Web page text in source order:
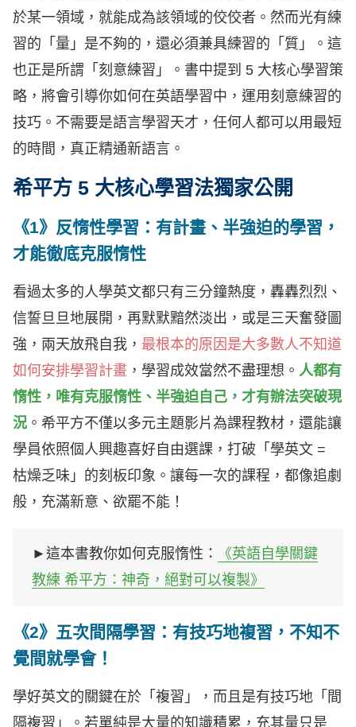
於某一領域，就能成為該領域的佼佼者。然而光有練
習的「量」是不夠的，還必須兼具練習的「質」。這
也正是所謂「刻意練習」。書中提到 5 大核心學習策
略，將會引導你如何在英語學習中，運用刻意練習的
技巧。不需要是語言學習天才，任何人都可以用最短
的時間，真正精通新語言。
希平方 5 大核心學習法獨家公開
《1》反惰性學習：有計畫、半強迫的學習，
才能徹底克服惰性
看過太多的人學英文都只有三分鐘熱度，轟轟烈烈、
信誓旦旦地展開，再默默黯然淡出，或是三天奮發圖
強，兩天放飛自我， 最根本的原因是大多數人不知道
如何安排學習計畫 ，學習成效當然不盡理想。 人都有
惰性，唯有克服惰性、半強迫自己，才有辦法突破現
況 。希平方不僅以多元主題影片為課程教材，還能讓
學員依照個人興趣喜好自由選課，打破「學英文 =
枯燥乏味」的刻板印象。讓每一次的課程，都像追劇
般，充滿新意、欲罷不能！
►這本書教你如何克服惰性：
《英語自學關鍵
教練 希平方：神奇，絕對可以複製》
《2》五次間隔學習：有技巧地複習，不知不
覺間就學會！
學好英文的關鍵在於「複習」，而且是有技巧地「間
隔複習」。若單純是大量的知識積累，充其量只是